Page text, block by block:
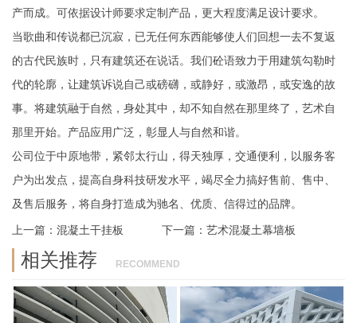
产而成。可依据设计师要求定制产品，更大程度满足设计要求。
当歌曲和传说都已沉寂，已无任何东西能够使人们回想一去不复返
的古代民族时，只有建筑还在说话。我们砼语致力于用建筑勾勒时
代的轮廓，让建筑诉说自己或磅礴，或静好，或激昂，或安逸的故
事。将建筑融于自然，身处其中，却不知自然在那里终了，艺术自
那里开始。产品应用广泛，彰显人与自然和谐。
公司位于中原地带，紧邻太行山，得天独厚，交通便利，以服务客
户为出发点，提高自身科技研发水平，竭尽全力搞好售前、售中、
及售后服务，将自身打造成为驰名、优质、信得过的品牌。
上一篇： 混凝土干挂板 下一篇：艺术混凝土幕墙板
相关推荐 RECOMMEND